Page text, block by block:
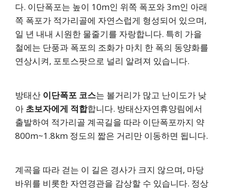
다. 이단폭포는 높이 10m인 위쪽 폭포와 3m인 아래
쪽 폭포가 적가리골에 자연스럽게 형성되어 있으며,
일 년 내내 시원한 물줄기를 자랑합니다. 특히 가을
철에는 단풍과 폭포의 조화가 마치 한 폭의 동양화를
연상시켜, 포토스팟으로 널리 알려져 있습니다.
방태산 이단폭포 코스는 볼거리가 많고 난이도가 낮
아 초보자에게 적합합니다. 방태산자연휴양림에서
출발하여 적가리골 계곡길을 따라 이단폭포까지 약
800m~1.8km 정도의 짧은 거리만 이동하면 됩니다.
계곡을 따라 걷는 이 길은 경사가 크지 않으며, 마당
바위를 비롯한 자연경관을 감상할 수 있습니다. 정상